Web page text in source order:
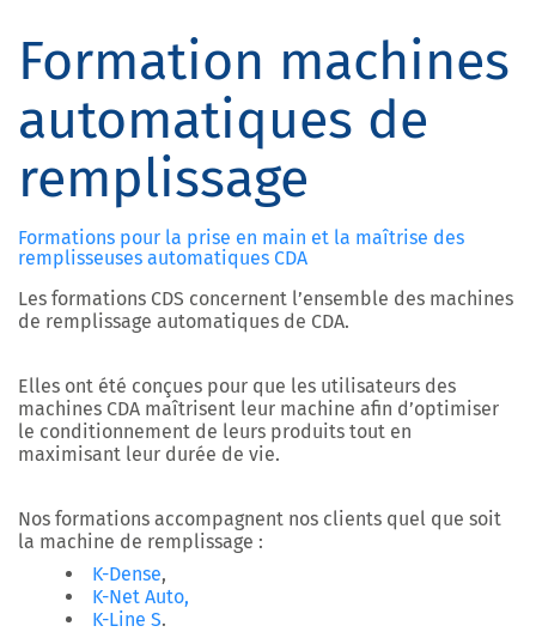
Formation machines
automatiques de
remplissage
Formations pour la prise en main et la maîtrise des
remplisseuses automatiques CDA
Les formations CDS concernent l’ensemble des machines
de remplissage automatiques de CDA.
Elles ont été conçues pour que les utilisateurs des
machines CDA maîtrisent leur machine afin d’optimiser
le conditionnement de leurs produits tout en
maximisant leur durée de vie.
Nos formations accompagnent nos clients quel que soit
la machine de remplissage :
K-Dense,
K-Net Auto,
K-Line S.